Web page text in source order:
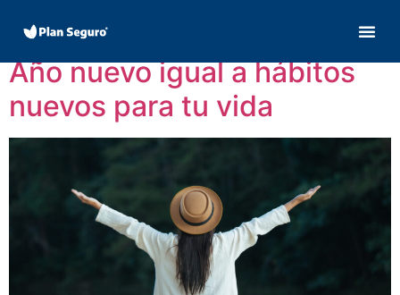
Día:7 enero, 2021
Año nuevo igual a hábitos
nuevos para tu vida